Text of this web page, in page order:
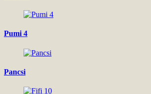
Pumi 4
Pancsi